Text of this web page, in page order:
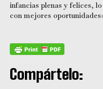
infancias plenas y felices,
con mejores
Compártelo: